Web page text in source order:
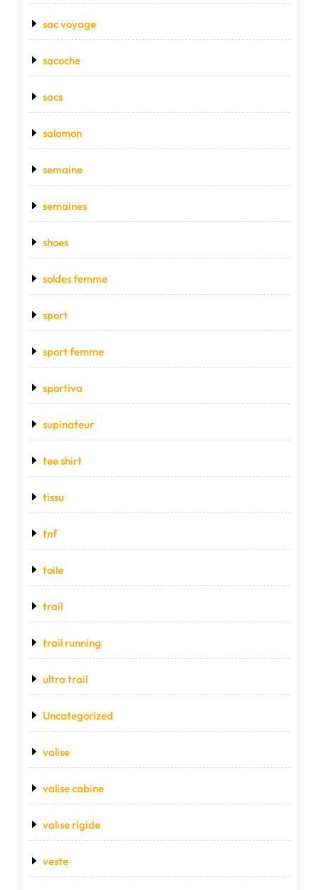
sac voyage
sacoche
sacs
salomon
semaine
semaines
shoes
soldes femme
sport
sport femme
sportiva
supinateur
tee shirt
tissu
tnf
toile
trail
trail running
ultra trail
Uncategorized
valise
valise cabine
valise rigide
veste